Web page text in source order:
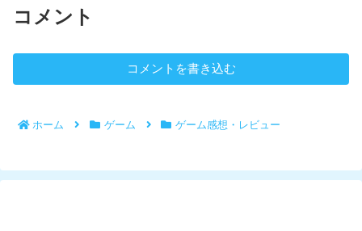
コメント
コメントを書き込む
ホーム ゲーム ゲーム感想・レビュー